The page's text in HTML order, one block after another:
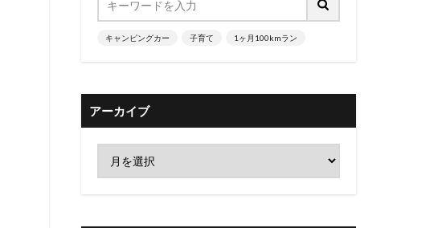
キャンピングカー 子育て 1ヶ月100kmラン
アーカイブ